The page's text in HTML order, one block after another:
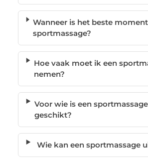
Wanneer is het beste
sportmassage?
Hoe vaak moet ik een
nemen?
Voor wie is een sportmassage
geschikt?
Wie kan een sportmassage